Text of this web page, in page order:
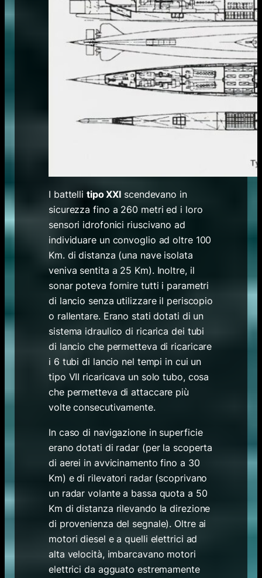
I battelli tipo XXI scendevano in
sicurezza fino a 260 metri ed i loro
sensori idrofonici riuscivano ad
individuare un convoglio ad oltre 100
Km. di distanza (una nave isolata
veniva sentita a 25 Km). Inoltre, il
sonar poteva fornire tutti i parametri
di lancio senza utilizzare il periscopio
o rallentare. Erano stati dotati di un
sistema idraulico di ricarica dei tubi
di lancio che permetteva di ricaricare
i 6 tubi di lancio nel tempi in cui un
tipo VII ricaricava un solo tubo, cosa
che permetteva di attaccare più
volte consecutivamente.
In caso di navigazione in superficie
erano dotati di radar (per la scoperta
di aerei in avvicinamento fino a 30
Km) e di rilevatori radar (scoprivano
un radar volante a bassa quota a 50
Km di distanza rilevando la direzione
di provenienza del segnale). Oltre ai
motori diesel e a quelli elettrici ad
alta velocità, imbarcavano motori
elettrici da agguato estremamente